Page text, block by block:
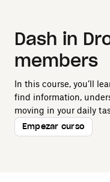
Dash in
members
In this course, you’ll
find information,
moving in your daily
Empezar curso